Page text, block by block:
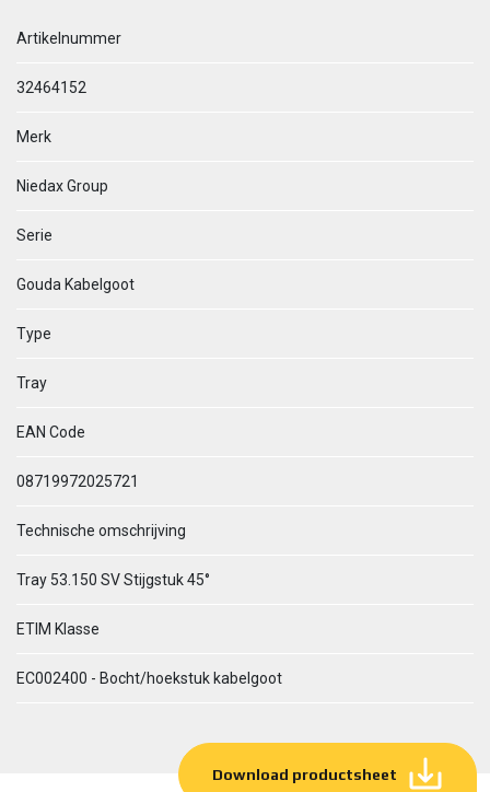
Artikelnummer
32464152
Merk
Niedax Group
Serie
Gouda Kabelgoot
Type
Tray
EAN Code
08719972025721
Technische omschrijving
Tray 53.150 SV Stijgstuk 45°
ETIM Klasse
EC002400 - Bocht/hoekstuk kabelgoot
Download productsheet